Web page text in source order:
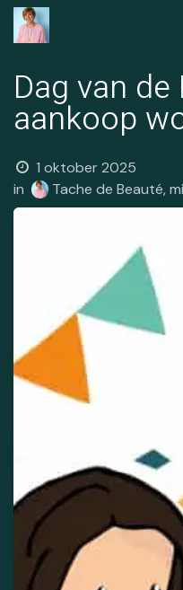
Overslaan naar inhoud
Dag van
aankoop
1 oktober 2025
in
Tache de Beauté,